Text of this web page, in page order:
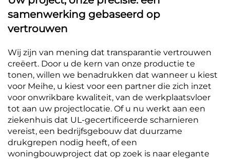
samenwerking gebaseerd op
vertrouwen
Wij zijn van mening dat transparantie vertrouwen
creëert. Door u de kern van onze productie te
tonen, willen we benadrukken dat wanneer u kiest
voor Meihe, u kiest voor een partner die zich inzet
voor onwrikbare kwaliteit, van de werkplaatsvloer
tot aan uw projectlocatie. Of u nu werkt aan een
ziekenhuis dat UL-gecertificeerde scharnieren
vereist, een bedrijfsgebouw dat duurzame
drukgrepen nodig heeft, of een
woningbouwproject dat op zoek is naar elegante